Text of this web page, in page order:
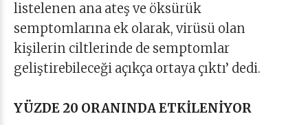
listelenen ana ateş ve öksürük
semptomlarına ek olarak, virüsü olan
kişilerin ciltlerinde de semptomlar
geliştirebileceği açıkça ortaya çıktı’ dedi.
YÜZDE 20 ORANINDA ETKİLENİYOR